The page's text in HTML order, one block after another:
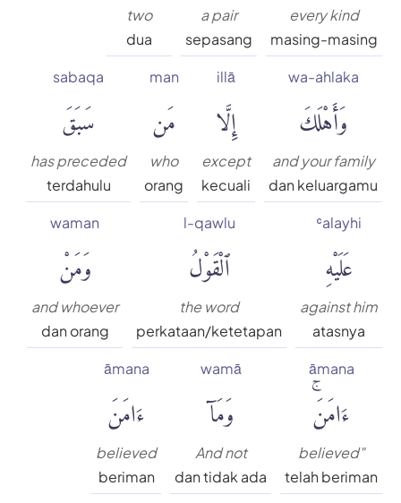
every kind
masing-masing
a pair
sepasang
two
dua
wa-ahlaka
وَأَهْلَكَ
and your family
dan keluargamu
illā
إِلَّا
except
kecuali
man
مَن
who
orang
sabaqa
سَبَقَ
has preceded
terdahulu
ʿalayhi
عَلَيْهِ
against him
atasnya
l-qawlu
ٱلْقَوْلُ
the word
perkataan/ketetapan
waman
وَمَنْ
and whoever
dan orang
āmana
ءَامَنَۚ
believed"
telah beriman
wamā
وَمَآ
And not
dan tidak ada
āmana
ءَامَنَ
believed
beriman